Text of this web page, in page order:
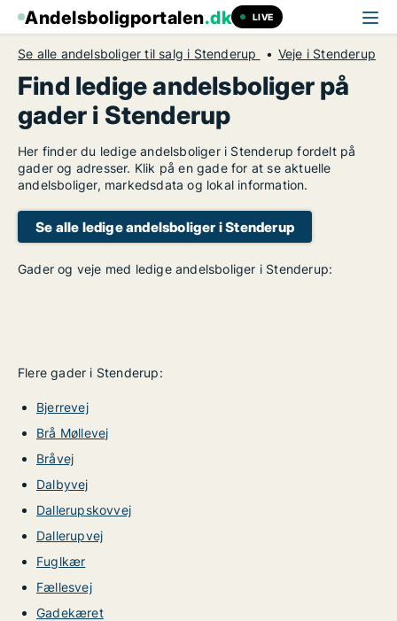
Andelsboligportalen.dk LIVE
Se alle andelsboliger til salg i Stenderup Veje i Stenderup
Find ledige andelsboliger på
gader i Stenderup
Her finder du ledige andelsboliger i Stenderup fordelt på
gader og adresser. Klik på en gade for at se aktuelle
andelsboliger, markedsdata og lokal information.
Se alle ledige andelsboliger i Stenderup
Gader og veje med ledige andelsboliger i Stenderup:
Flere gader i Stenderup:
Bjerrevej
Brå Møllevej
Bråvej
Dalbyvej
Dallerupskovvej
Dallerupvej
Fuglkær
Fællesvej
Gadekæret